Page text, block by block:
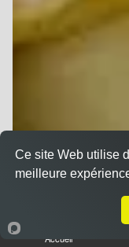
Accueil
Ce site Web utilise
meilleure